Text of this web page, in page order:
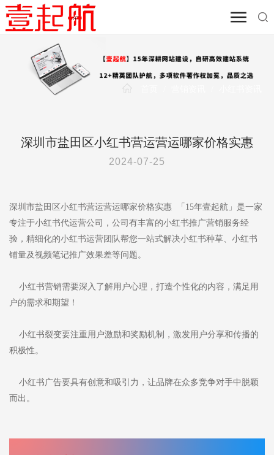
深圳市盐田区小红书营运营运哪家价格实惠
2024-07-25
深圳市盐田区小红书营运营运哪家价格实惠 「15年壹起航」是一家
专注于小红书代运营公司，公司有丰富的小红书推广营销服务经
验，精细化的小红书运营团队帮您一站式解决小红书种草、小红书
铺量及视频笔记推广效果差等问题。
小红书营销需要深入了解用户心理，打造个性化的内容，满足用
户的需求和期望！
小红书裂变要注重用户激励和奖励机制，激发用户分享和传播的
积极性。
小红书广告要具有创意和吸引力，让品牌在众多竞争对手中脱颖
而出。